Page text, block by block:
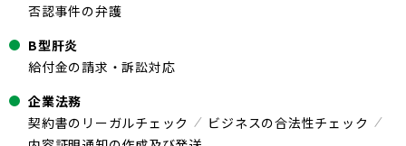
否認事件の弁護
B型肝炎
給付金の請求・訴訟対応
企業法務
契約書のリーガルチェック
ビジネスの合法性チェック